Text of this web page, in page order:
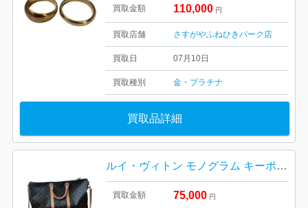
買取金額 110,000 円
買取店舗 さすがやふねひきパーク店
買取日 07月10日
買取種別 金・プラチナ
買取品詳細
ルイ・ヴィトン モノグラム キーポル50
買取金額 75,000 円